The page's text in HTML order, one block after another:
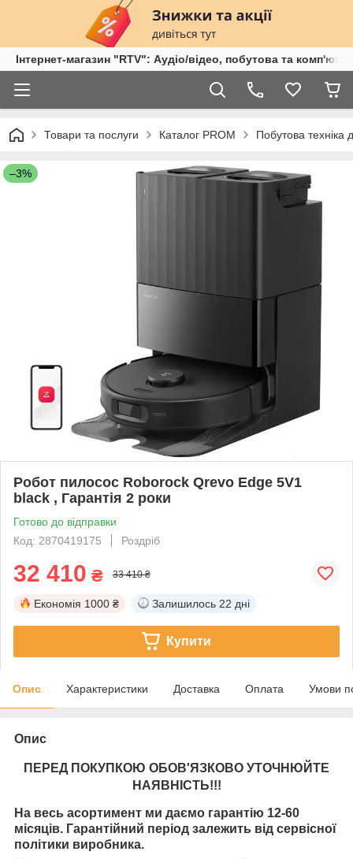
Інтернет-магазин "RTV": Аудіо/відео, побутова та
Товари та послуги Каталог PROM Побутова техніка
–3%
Робот пилосос Roborock Qrevo Edge 5V1
black , Гарантія 2 роки
Готово до відправки
Код: 2870419175
Роздріб
32 410 ₴ 33 410 ₴
Економія 1000 ₴ Залишилось 22 дні
Купити
Опис Характеристики Доставка Оплата Умови
Опис
ПЕРЕД ПОКУПКОЮ ОБОВ'ЯЗКОВО УТОЧНЮЙТЕ
НАЯВНІСТЬ!!!
На весь асортимент ми даємо гарантію 12-60
місяців. Гарантійний період залежить від сервісної
політики виробника.